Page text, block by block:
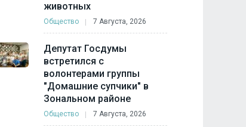
животных
Общество 7 Августа, 2026
Депутат Госдумы
встретился с
волонтерами группы
"Домашние супчики" в
Зональном районе
Общество 7 Августа, 2026